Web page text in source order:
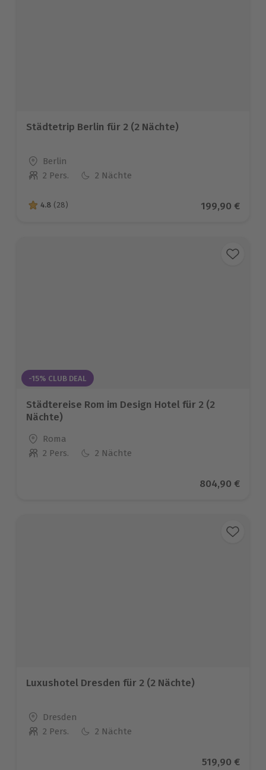
Städtetrip Berlin für 2 (2 Nächte)
Standort
Berlin
Anzahl der Teilnehmer
2 Pers. 2 Nächte
4.8 von 5 Sternen basierend auf 28 Bewertungen
4.8 (28) Aktueller
199,90 €
-15% CLUB DEAL
Städtereise Rom im Design Hotel für 2 (2
Nächte)
Standort
Roma
Anzahl der Teilnehmer
2 Pers. 2 Nächte
Aktueller
804,90 €
Luxushotel Dresden für 2 (2 Nächte)
Standort
Dresden
Anzahl der Teilnehmer
2 Pers. 2 Nächte
Aktueller
519,90 €